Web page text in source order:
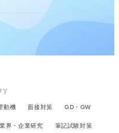
動機 面接対策 GD・GW
業界・企業研究 筆記試験対策